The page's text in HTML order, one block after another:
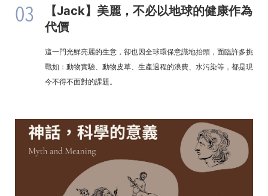
03
【Jack】美麗，不必以地球的健康作為
代價
這一門光鮮亮麗的生意，卻也因全球環保意識地抬頭，面臨許多挑
戰如：動物實驗、動物皮草、生產過程的浪費、水污染等，都是現
今不得不面對的課題。